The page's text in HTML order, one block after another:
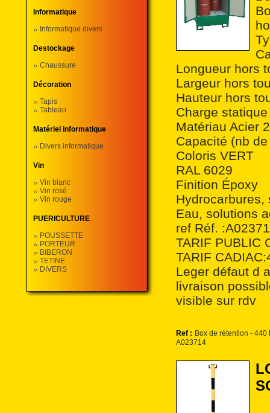
Informatique
Informatique divers
Destockage
Chaussure
Décoration
Tapis
Tableau
Matériel informatique
Divers informatique
Vin
Vin blanc
Vin rosé
Vin rouge
PUERICULTURE
POUSSETTE
PORTEUR
BIBERON
TETINE
DIVERS
Longueur hors
Largeur hors
Hauteur hors
Charge
Matériau Acier
Capacité (nb
Coloris VERT
RAL 6029
Finition Époxy
Hydrocarbures,
Eau, solutions
ref Réf.
TARIF PUBLIC
TARIF
Leger défaut d
livraison
visible sur rdv
Ref : Box de rétention - 440
A023714